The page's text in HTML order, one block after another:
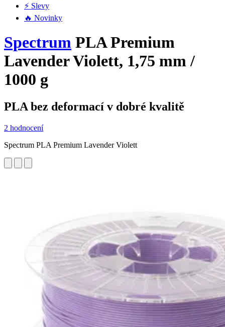
⚡ Slevy
🔥 Novinky
Spectrum PLA Premium
Lavender Violett, 1,75 mm /
1000 g
PLA bez deformací v dobré kvalitě
2 hodnocení
Spectrum PLA Premium Lavender Violett